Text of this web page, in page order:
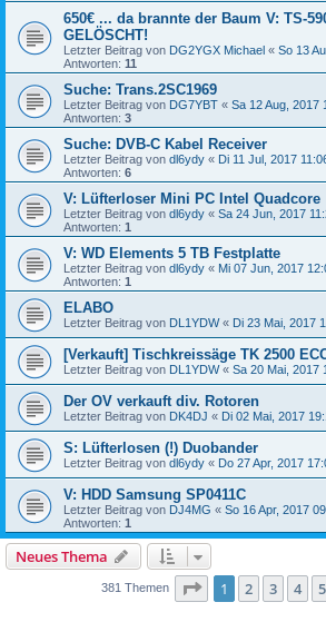
650€ ... da brannte der Baum V: TS-
GELÖSCHT!
Letzter Beitrag von DG2YGX Michael « So 13
Antworten: 11
Suche: Trans.2SC1969
Letzter Beitrag von DG7YBT « Sa 12 Aug, 2017
Antworten: 3
Suche: DVB-C Kabel Receiver
Letzter Beitrag von dl6ydy « Di 11 Jul, 2017
Antworten: 6
V: Lüfterloser Mini PC Intel Quadcore
Letzter Beitrag von dl6ydy « Sa 24 Jun, 2017
Antworten: 1
V: WD Elements 5 TB Festplatte
Letzter Beitrag von dl6ydy « Mi 07 Jun, 2017
Antworten: 1
ELABO
Letzter Beitrag von DL1YDW« Di 23 Mai, 2017
[Verkauft] Tischkreissäge TK 2500
Letzter Beitrag von DL1YDW« Sa 20 Mai, 2017
Der OV verkauft div. Rotoren
Letzter Beitrag von DK4DJ « Di 02 Mai, 2017
S: Lüfterlosen (!) Duobander
Letzter Beitrag von dl6ydy « Do 27 Apr, 2017
V: HDD Samsung SP0411C
Letzter Beitrag von DJ4MG « So 16 Apr, 2017
Antworten: 1
Neues Thema
381 Themen Seite 1von
1 2 3 4 5